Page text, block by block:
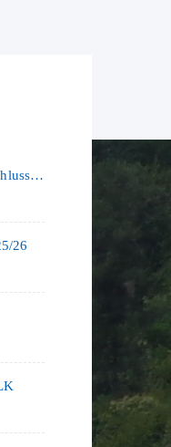
Schulfest am HSG: Gelungener Abschluss eines ereignisreichen Schuljahres
26